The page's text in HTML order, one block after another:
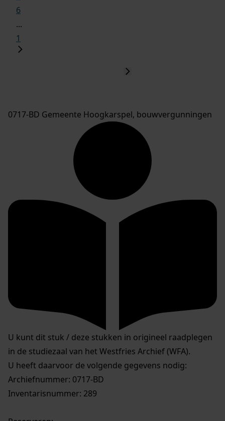
6
...
1
0717-BD Gemeente Hoogkarspel, bouwvergunningen
U kunt dit stuk / deze stukken in origineel raadplegen
in de studiezaal van het Westfries Archief (WFA).
U heeft daarvoor de volgende gegevens nodig:
Archiefnummer: 0717-BD
Inventarisnummer: 289